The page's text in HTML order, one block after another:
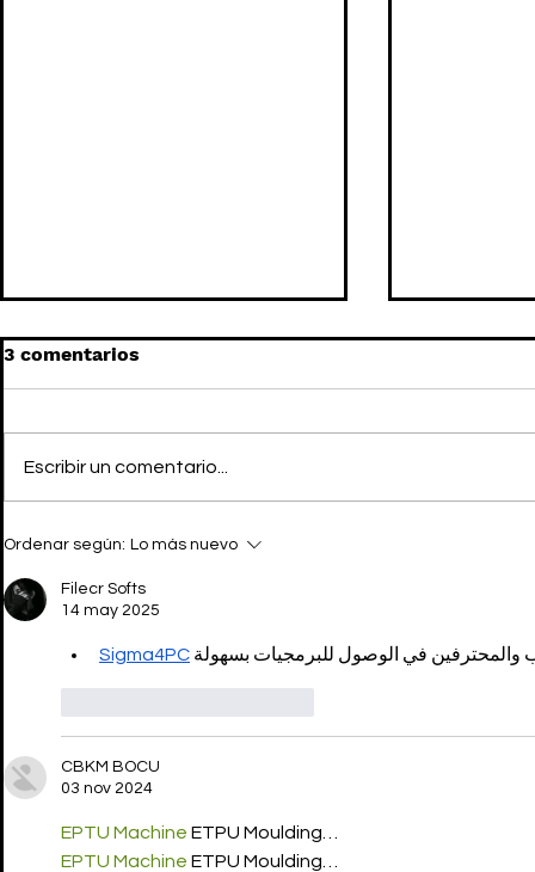
futuro de las sneakers ha
llegado
3 comentarios
Escribir un comentario...
Ordenar según: Lo más nuevo
Filecr Softs
14 may 2025
Sigma4PC
CBKM BOCU
03 nov 2024
EPTU Machine ETPU Moulding…
EPTU Machine ETPU Moulding…